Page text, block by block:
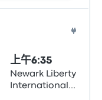
上午6:35
Newark Liberty
International